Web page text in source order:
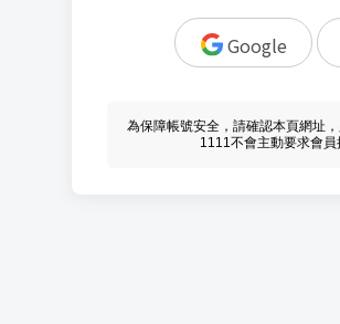
Google
為保障帳號安全，請確認本頁網址
1111不會主動要求會